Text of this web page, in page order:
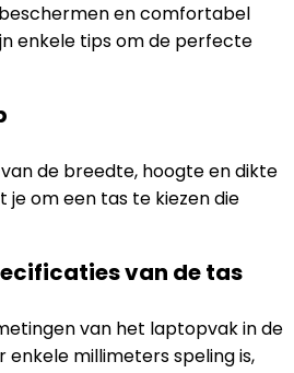
en comfortabel
enkele tips om de perfecte
de breedte, hoogte en dikte
je om een tas te kiezen die
van de tas
van het laptopvak in de
enkele millimeters speling is,